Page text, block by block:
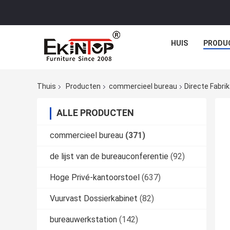
HUIS
Thuis Producten commercieel bureau Directe
ALLE PRODUCTEN
commercieel bureau (371)
de lijst van de bureauconferentie (92)
Hoge Privé-kantoorstoel (637)
Vuurvast Dossierkabinet (82)
bureauwerkstation (142)